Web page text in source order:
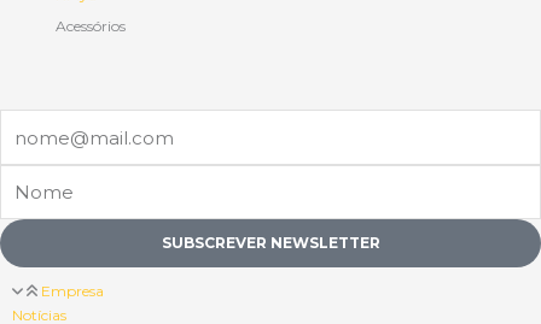
Acessórios
SUBSCREVER NEWSLETTER
Empresa
Notícias